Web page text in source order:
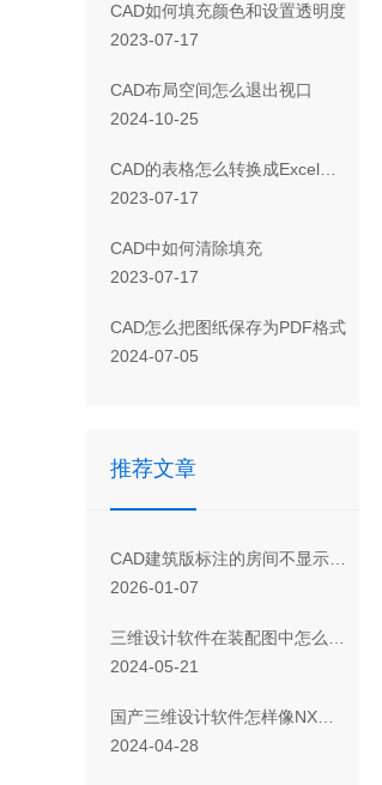
CAD如何填充颜色和设置透明度
2023-07-17
CAD布局空间怎么退出视口
2024-10-25
CAD 的表格怎么转换成Excel表格
2023-07-17
CAD 中如何清除填充
2023-07-17
CAD怎么把图纸保存为PDF格式
2024-07-05
推荐文章
CAD建筑版标注的房间不显示面积值的原因
2026-01-07
三维设计软件在装配图中怎么把实体造型转换成组件？
2024-05-21
国产三维设计软件怎样像NX一样连同圆角一起拔模
2024-04-28